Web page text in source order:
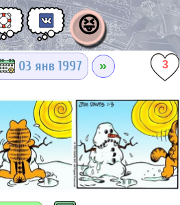
😝
03 янв 1997 » 3